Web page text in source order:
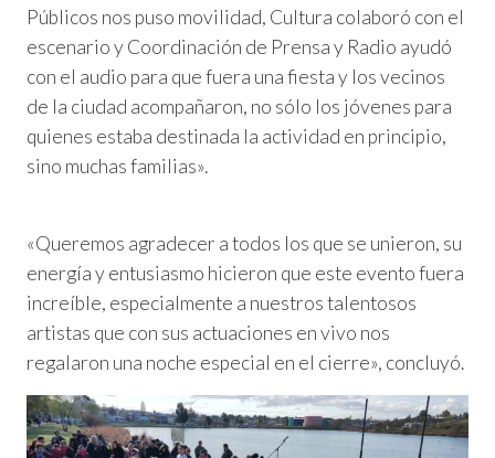
Públicos nos puso movilidad, Cultura colaboró con el
escenario y Coordinación de Prensa y Radio ayudó
con el audio para que fuera una fiesta y los vecinos
de la ciudad acompañaron, no sólo los jóvenes para
quienes estaba destinada la actividad en principio,
sino muchas familias».
«Queremos agradecer a todos los que se unieron, su
energía y entusiasmo hicieron que este evento fuera
increíble, especialmente a nuestros talentosos
artistas que con sus actuaciones en vivo nos
regalaron una noche especial en el cierre», concluyó.